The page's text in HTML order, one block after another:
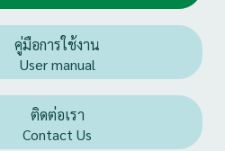
คู่มือการใช้งาน
User manual
ติดต่อเรา
Contact Us